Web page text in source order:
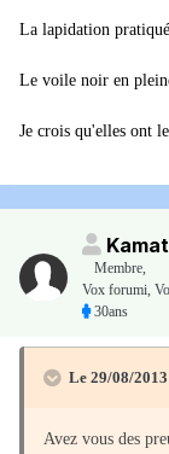
La lapidation
Le voile noir en
Je crois qu'elles ont
Membre,
Vox forumi,
30ans
Le 29/08/
Avez vous des